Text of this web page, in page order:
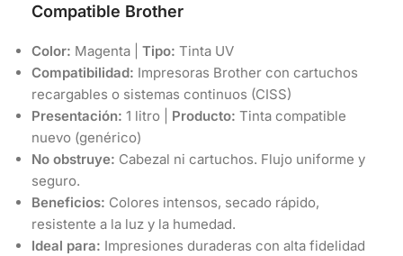
Compatible Brother
Color: Magenta | Tipo: Tinta UV
Compatibilidad: Impresoras Brother con cartuchos
recargables o sistemas continuos (CISS)
Presentación: 1 litro | Producto: Tinta compatible
nuevo (genérico)
No obstruye: Cabezal ni cartuchos. Flujo uniforme y
seguro.
Beneficios: Colores intensos, secado rápido,
resistente a la luz y la humedad.
Ideal para: Impresiones duraderas con alta fidelidad